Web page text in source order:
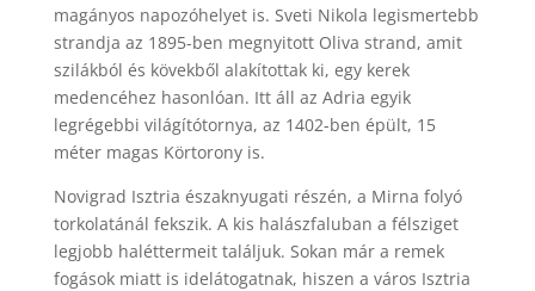
magányos napozóhelyet is. Sveti Nikola legismertebb
strandja az 1895-ben megnyitott Oliva strand, amit
szilákból és kövekből alakítottak ki, egy kerek
medencéhez hasonlóan. Itt áll az Adria egyik
legrégebbi világítótornya, az 1402-ben épült, 15
méter magas Körtorony is.
Novigrad Isztria északnyugati részén, a Mirna folyó
torkolatánál fekszik. A kis halászfaluban a félsziget
legjobb haléttermeit találjuk. Sokan már a remek
fogások miatt is idelátogatnak, hiszen a város Isztria